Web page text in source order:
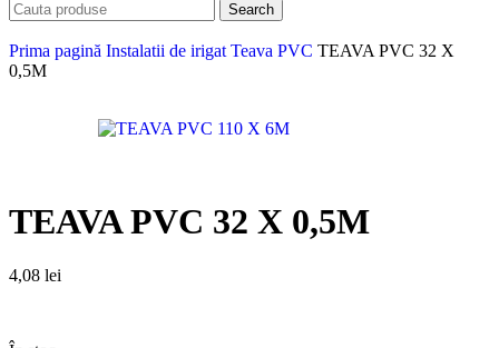
Search
Prima pagină Instalatii de irigat Teava PVC TEAVA PVC 32 X
0,5M
TEAVA PVC 32 X 0,5M
4,08 lei